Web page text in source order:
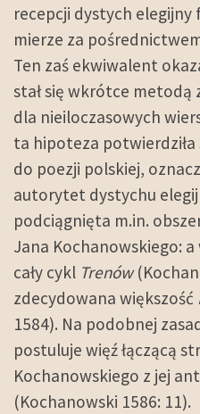
recepcji dystych elegijny
mierze za
Ten zaś ekwiwalent
stał się wkrótce metodą
dla nieiloczasowych
ta hipoteza
do poezji polskiej,
autorytet dystychu
podciągnięta m.in.
Jana Kochanowskiego:
cały cykl Trenów
zdecydowana większość
1584). Na podobnej
postuluje więź łączącą
Kochanowskiego z jej
(Kochanowski 1586: 11).